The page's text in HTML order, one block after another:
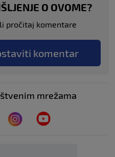
O OVOME?
pročitaj komentare
komentar
mrežama